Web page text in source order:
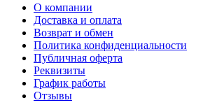
О компании
Доставка и оплата
Возврат и обмен
Политика конфиденциальности
Публичная оферта
Реквизиты
График работы
Отзывы